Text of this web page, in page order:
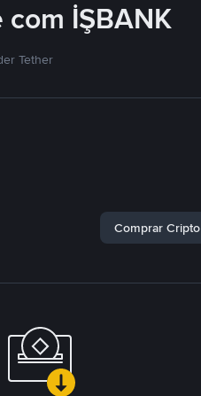
İŞBANK
Tether
Comprar Cripto